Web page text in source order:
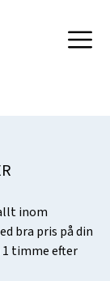
inom
bra pris på din
1 timme efter